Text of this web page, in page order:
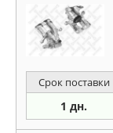
Срок поставки
1 дн.